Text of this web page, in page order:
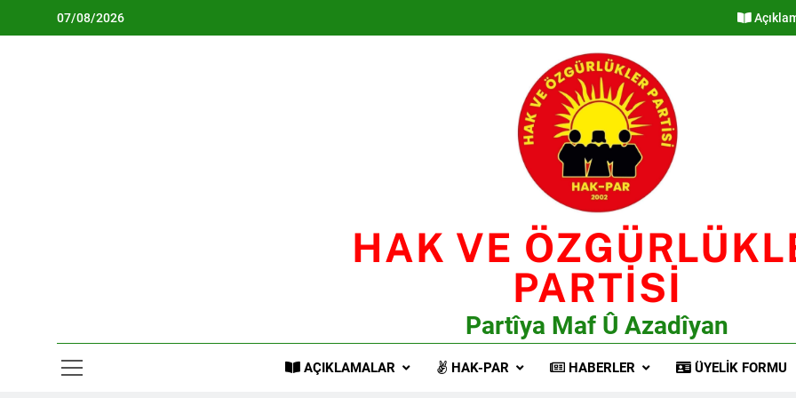
07/08/2026
HAK VE
PARTİSİ
Partîya Maf Û Azadîyan
AÇIKLAMALAR HAK-PAR HABERLER ÜYELIK FORMU